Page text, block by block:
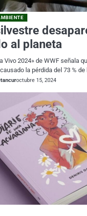
al planeta
Vivo 2024» de WWF señala
la pérdida del 73 % de
octubre 15, 2024